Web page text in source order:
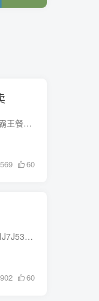
项目介绍挺好的小程序，主打一二线城市的霸王餐，比你领什么elm/美团红包实惠的多了，目前共有2家长期平台，服务地区不同，玩法一样，具体得自己注册看看你们地区是否能使用，如果能用的话，很...
569 60
AI文案自动写作工具合集YKBZ9A2DRZ8Z1IJ7J5333TL6I4KQ14P4ZK87521DE808EB487BA8B826B9403D2D9https://wwaot.lana.com/b00wn8k3veYKBZ9A2DRZ8Z1IJ7J5333TL6I4KQ14P4 ZK7BC9CC3D65A34B2FBF9C8CD1...
902 60